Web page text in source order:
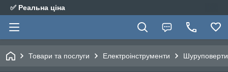
✅ Реальна ціна
Товари та послуги Електроінструменти